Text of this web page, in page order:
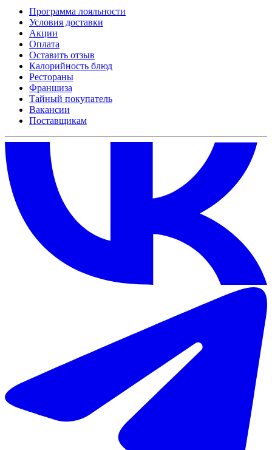
Программа лояльности
Условия доставки
Акции
Оплата
Оставить отзыв
Калорийность блюд
Рестораны
Франшиза
Тайный покупатель
Вакансии
Поставщикам